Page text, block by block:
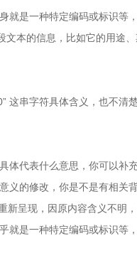
就是一种特定编码或标识等
本的信息，比如它的用途
这串字符具体含义，也不清
体代表什么意思，你可以补
义的修改，你是不是有相关
呈现，因原内容含义不明
就是一种特定编码或标识等